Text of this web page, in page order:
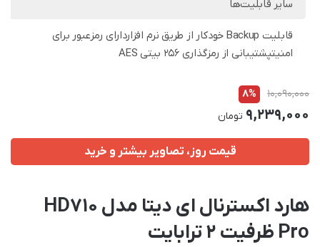
سایر قابلیت‌ها
قابلیت Backup خودکار از طریق نرم افزاردارای رمزعبور برای
امنیتپشتیبانی از رمزگذاری 256 بیتی AES
10,090,000
8%
9,239,000 تومان
قیمت روز، تصاویر بیشتر و خرید
هارد اکسترنال ای دیتا مدل HD710
Pro ظرفیت 2 ترابایت